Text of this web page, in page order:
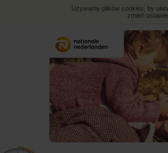
Używamy plików cookies, by
zmień